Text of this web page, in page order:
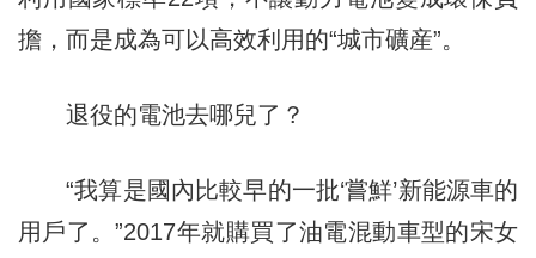
擔，而是成為可以高效利用的“城市礦産”。
退役的電池去哪兒了？
“我算是國內比較早的一批‘嘗鮮’新能源車的
用戶了。”2017年就購買了油電混動車型的宋女